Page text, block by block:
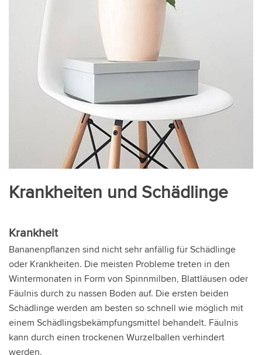
Krankheiten und Schädlinge
Krankheit
Bananenpflanzen sind nicht sehr anfällig für Schädlinge
oder Krankheiten. Die meisten Probleme treten in den
Wintermonaten in Form von Spinnmilben, Blattläusen oder
Fäulnis durch zu nassen Boden auf. Die ersten beiden
Schädlinge werden am besten so schnell wie möglich mit
einem Schädlingsbekämpfungsmittel behandelt. Fäulnis
kann durch einen trockenen Wurzelballen verhindert
werden.